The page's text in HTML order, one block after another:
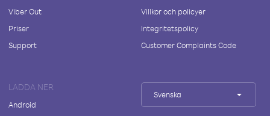
Viber Out
Priser
Support
Villkor och policyer
Integritetspolicy
Customer Complaints Code
LADDA NER
Android
Svenska